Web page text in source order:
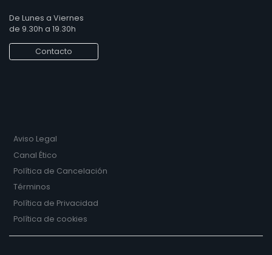
De Lunes a Viernes
de 9.30h a 19.30h
Contacto
Aviso Legal
Canal Ético
Política de Cancelación
Términos
Política de Privacidad
Política de cookies